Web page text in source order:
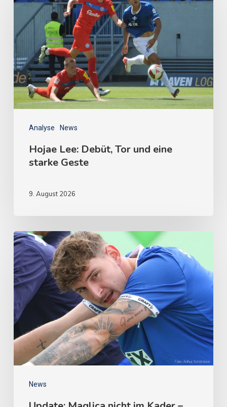
Analyse News
Hojae Lee: Debüt, Tor und eine
starke Geste
9. August 2026
News